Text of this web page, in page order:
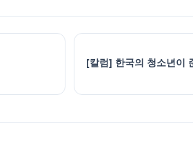
[칼럼] 한국의 청소년이